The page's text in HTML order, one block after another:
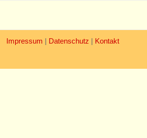
Impressum | Datenschutz | Kontakt